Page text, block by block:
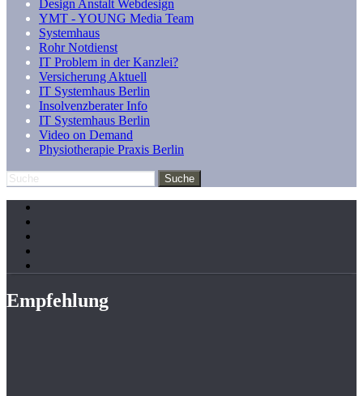
Design Anstalt Webdesign
YMT - YOUNG Media Team
Systemhaus
Rohr Notdienst
IT Problem in der Kanzlei?
Versicherung Aktuell
IT Systemhaus Berlin
Insolvenzberater Info
IT Systemhaus Berlin
Video on Demand
Physiotherapie Praxis Berlin
Empfehlung